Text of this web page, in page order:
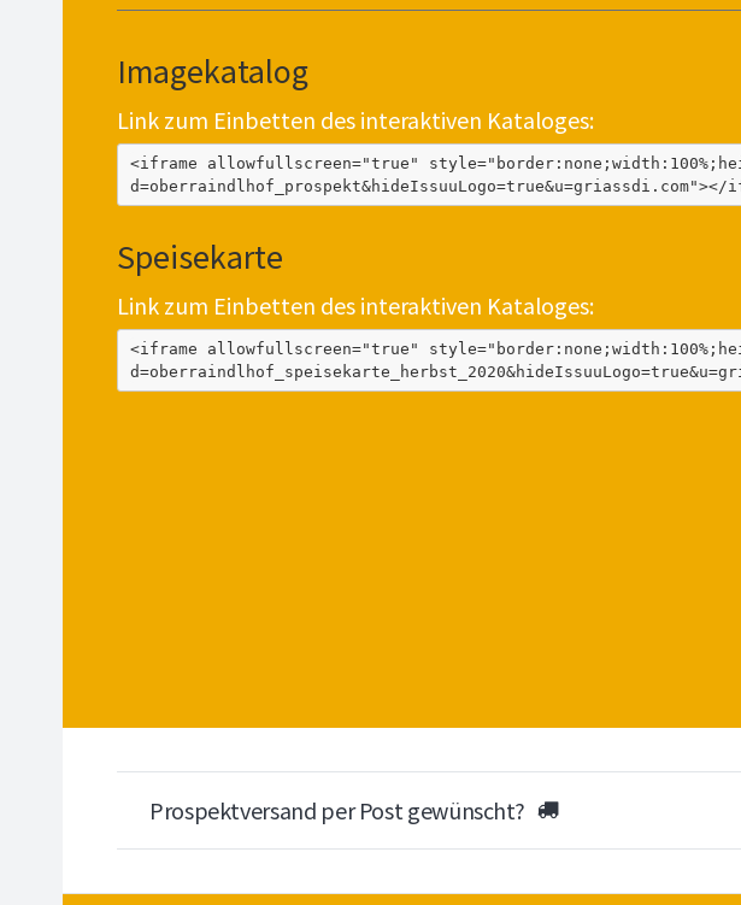
Imagekatalog
Link zum Einbetten des interaktiven Kataloges:
<iframe allowfullscreen="true"
d=oberraindlhof_prospekt&hideIssuuLogo=true&u=griassdi.com"></
Speisekarte
Link zum Einbetten des interaktiven Kataloges:
<iframe allowfullscreen="true"
Prospektversand per Post gewünscht?